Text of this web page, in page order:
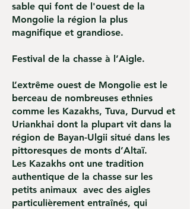
sable qui font de l'ouest de la
Mongolie la région la plus
magnifique et grandiose.
Festival de la chasse à l’Aigle.
L’extrême ouest de Mongolie est le
berceau de nombreuses ethnies
comme les Kazakhs, Tuva, Durvud et
Uriankhai dont la plupart vit dans la
région de Bayan-Ulgii situé dans les
pittoresques de monts d’Altaï.
Les Kazakhs ont une tradition
authentique de la chasse sur les
petits animaux avec des aigles
particulièrement entraînés, qui